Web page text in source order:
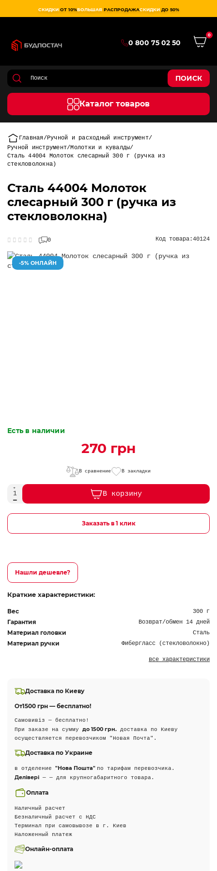
СКИДКИ ОТ 10%БОЛЬШАЯ РАСПРОДАЖАСКИДКИ ДО 50%
0 800 75 02 50
0
ПОИСК
Каталог товаров
Главная
Ручной и расходный инструмент
Ручной инструмент Молотки и кувалды
Сталь 44004 Молоток слесарный 300 г (ручка из
стекловолокна)
Сталь 44004 Молоток
слесарный 300 г (ручка из
стекловолокна)
0 Код товара:40124
-5% ОНЛАЙН
Есть в наличии
270 грн
В сравнение В закладки
В корзину
Заказать в 1 клик
Нашли дешевле?
Краткие характеристики:
Вес 300 г
Гарантия Возврат/обмен 14 дней
Материал головки Сталь
Материал ручки Фибергласс (стекловолокно)
все характеристики
Доставка по Киеву
От1500 грн — бесплатно!
Самовивіз — бесплатно!
При заказе на сумму до 1500 грн. доставка по Киеву
осуществляется перевозчиком "Новая Почта".
Доставка по Украине
в отделение "Нова Пошта" по тарифам перевозчика.
Делівері — — для крупногабаритного товара.
Оплата
Наличный расчет
Безналичный расчет с НДС
Терминал при самовывозе в г. Киев
Наложенный платеж
Онлайн-оплата